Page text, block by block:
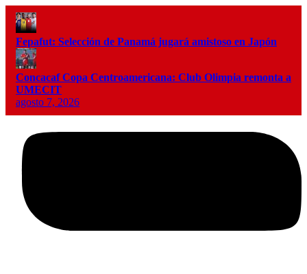
Fepafut: Selección de Panamá jugará amistoso en Japón
Concacaf Copa Centroamericana: Club Olimpia remonta a
UMECIT
agosto 7, 2026